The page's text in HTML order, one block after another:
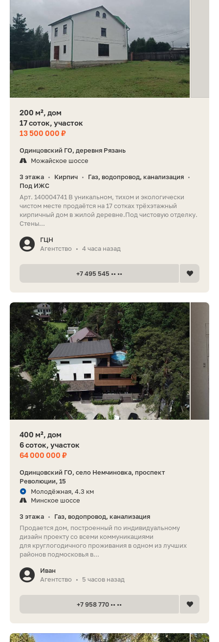
200 м², дом
17 соток, участок
13 500 000 ₽
Одинцовский ГО, деревня Рязань
Можайское шоссе
3 этажа • Кирпич • Газ, водопровод, канализация •
Под ИЖС
Арт. 140004741 В уникальном, тихом и экологически
чистом месте продаётся на 17 сотках трёхэтажный
кирпичный дом в жилой деревне.Под чистовую отделку.
Стены...
ГЦН
Агентство
• 4 часа назад
+7 495 545 •• ••
400 м², дом
6 соток, участок
64 000 000 ₽
Одинцовский ГО, село Немчиновка, проспект
Революции, 15
Молодёжная, 4.3 км
Минское шоссе
3 этажа •
Газ, водопровод, канализация
Продается дом, построенный по индивидуальному
дизайн проекту со всеми коммуникациями
для круглогодичного проживания в одном из лучших
районов подмосковья в...
Иван
Агентство
• 5 часов назад
+7 958 770 •• ••